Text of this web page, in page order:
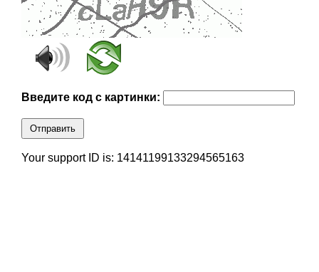
Введите код с картинки:
Отправить
Your support ID is: 14141199133294565163